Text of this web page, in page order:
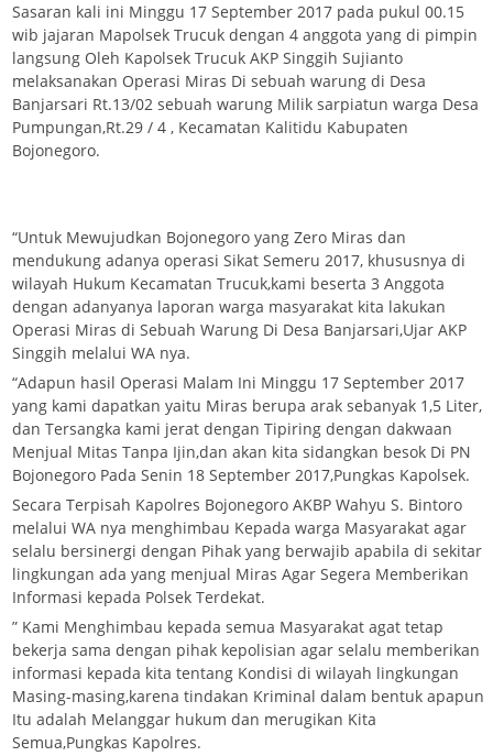
Sasaran kali ini Minggu 17 September 2017 pada pukul 00.15
wib jajaran Mapolsek Trucuk dengan 4 anggota yang di pimpin
langsung Oleh Kapolsek Trucuk AKP Singgih Sujianto
melaksanakan Operasi Miras Di sebuah warung di Desa
Banjarsari Rt.13/02 sebuah warung Milik sarpiatun warga Desa
Pumpungan,Rt.29 / 4 , Kecamatan Kalitidu Kabupaten
Bojonegoro.
“Untuk Mewujudkan Bojonegoro yang Zero Miras dan
mendukung adanya operasi Sikat Semeru 2017, khususnya di
wilayah Hukum Kecamatan Trucuk,kami beserta 3 Anggota
dengan adanyanya laporan warga masyarakat kita lakukan
Operasi Miras di Sebuah Warung Di Desa Banjarsari,Ujar AKP
Singgih melalui WA nya.
“Adapun hasil Operasi Malam Ini Minggu 17 September 2017
yang kami dapatkan yaitu Miras berupa arak sebanyak 1,5 Liter,
dan Tersangka kami jerat dengan Tipiring dengan dakwaan
Menjual Mitas Tanpa Ijin,dan akan kita sidangkan besok Di PN
Bojonegoro Pada Senin 18 September 2017,Pungkas Kapolsek.
Secara Terpisah Kapolres Bojonegoro AKBP Wahyu S. Bintoro
melalui WA nya menghimbau Kepada warga Masyarakat agar
selalu bersinergi dengan Pihak yang berwajib apabila di sekitar
lingkungan ada yang menjual Miras Agar Segera Memberikan
Informasi kepada Polsek Terdekat.
” Kami Menghimbau kepada semua Masyarakat agat tetap
bekerja sama dengan pihak kepolisian agar selalu memberikan
informasi kepada kita tentang Kondisi di wilayah lingkungan
Masing-masing,karena tindakan Kriminal dalam bentuk apapun
Itu adalah Melanggar hukum dan merugikan Kita
Semua,Pungkas Kapolres.